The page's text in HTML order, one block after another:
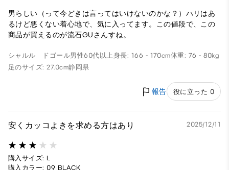
男らしい（って今どきは言ってはいけないのかな？）ハリはあ
るけど悪くない着心地で、気に入ってます。この値段で、この
商品が買えるのが流石GUさんすね。
シャルル ドゴール男性60代以上身長: 166 - 170cm体重: 76 - 80kg
足のサイズ: 27.0cm静岡県
報告 役に立った 0
安くカッコよきを求める方はあり 2025/12/11
購入サイズ: L
購入カラー: 09 BLACK